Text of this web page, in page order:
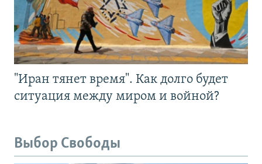
"Иран тянет время". Как долго будет
ситуация между миром и войной?
Выбор Свободы